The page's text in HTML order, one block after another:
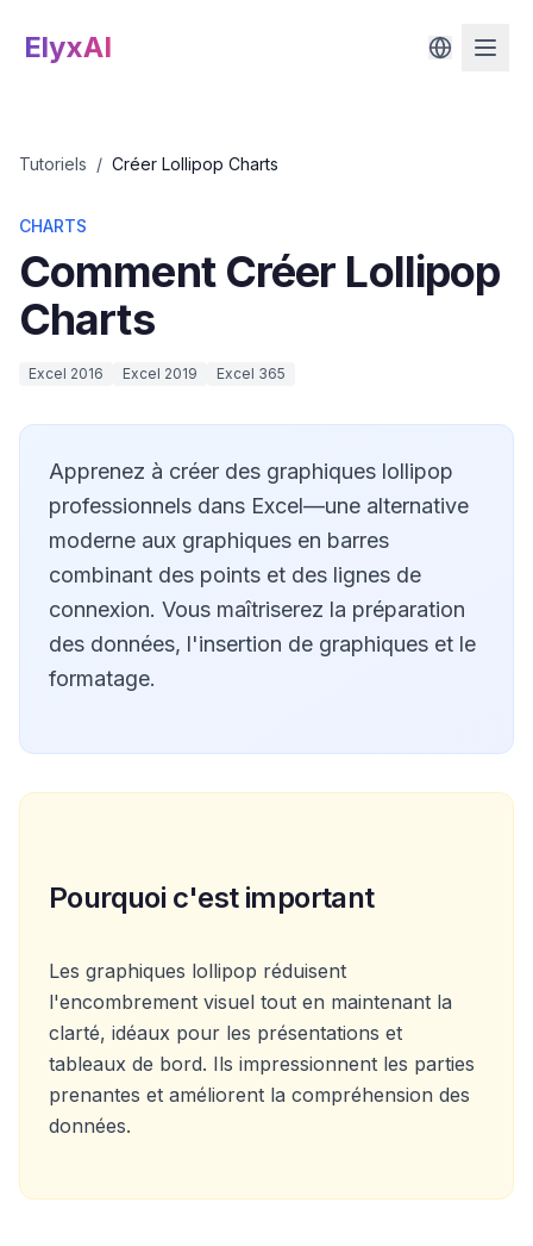
ElyxAI
Tutoriels / Créer Lollipop Charts
CHARTS
Comment Créer Lollipop
Charts
Excel 2016 Excel 2019 Excel 365
Apprenez à créer des graphiques lollipop
professionnels dans Excel—une alternative
moderne aux graphiques en barres
combinant des points et des lignes de
connexion. Vous maîtriserez la préparation
des données, l'insertion de graphiques et le
formatage.
Pourquoi c'est important
Les graphiques lollipop réduisent
l'encombrement visuel tout en maintenant la
clarté, idéaux pour les présentations et
tableaux de bord. Ils impressionnent les parties
prenantes et améliorent la compréhension des
données.